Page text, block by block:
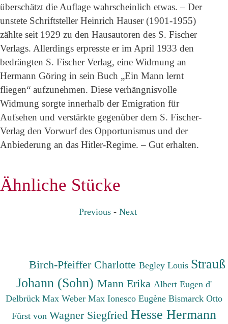
überschätzt die Auflage wahrscheinlich etwas. – Der
unstete Schriftsteller Heinrich Hauser (1901-1955)
zählte seit 1929 zu den Hausautoren des S. Fischer
Verlags. Allerdings erpresste er im April 1933 den
bedrängten S. Fischer Verlag, eine Widmung an
Hermann Göring in sein Buch „Ein Mann lernt
fliegen“ aufzunehmen. Diese verhängnisvolle
Widmung sorgte innerhalb der Emigration für
Aufsehen und verstärkte gegenüber dem S. Fischer-
Verlag den Vorwurf des Opportunismus und der
Anbiederung an das Hitler-Regime. – Gut erhalten.
Ähnliche Stücke
Previous- Next
Birch-Pfeiffer CharlotteBegley Louis Strauß
Johann (Sohn) Mann Erika Albert Eugen d'
Delbrück Max Weber Max Ionesco Eugène Bismarck Otto
Fürst von Wagner Siegfried Hesse Hermann